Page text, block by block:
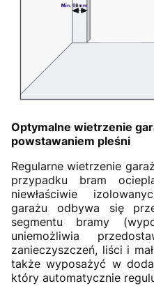
Optymalne wietrzenie
powstawaniem pleśni
Regularne wietrzenie
przypadku bram
niewłaściwie
garażu odbywa się
segmentu bramy
uniemożliwia
zanieczyszczeń, liści i
także wyposażyć w
który automatycznie